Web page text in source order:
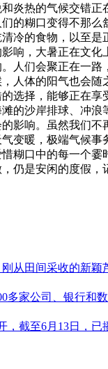
热的气候交错
糊口变得不那
的食物，以至
，大暑正在文
人们会聚正在一
人体的阳气也会
选择，能够正在
沙岸排球、冲
响。虽然我们
变暖，极端气候
糊口中的每一个
仍是安闲的度假
从田间采收的新
家公司、银行和
截至6月13日，